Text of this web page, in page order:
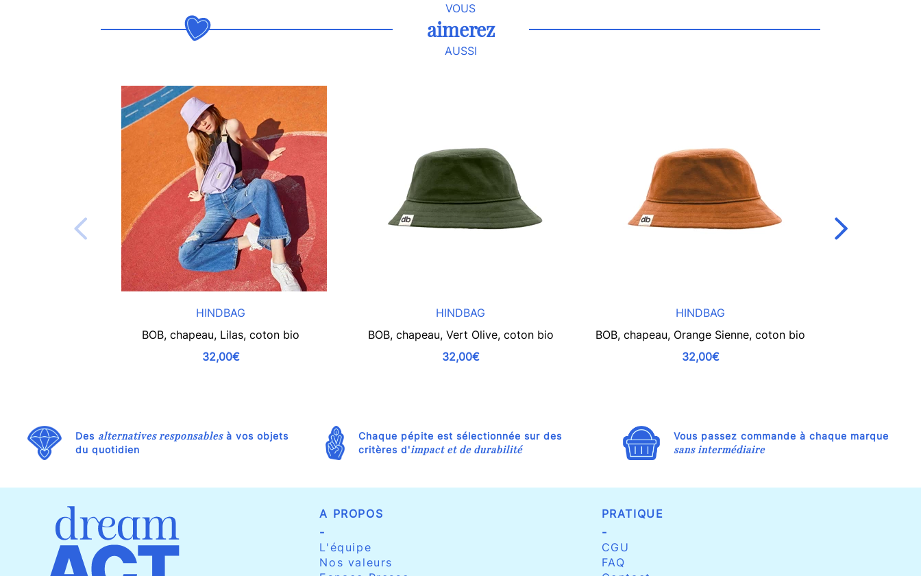
VOUS
aimerez
AUSSI
HINDBAG
BOB, chapeau, Lilas, coton bio
32,00€
HINDBAG
BOB, chapeau, Vert Olive, coton bio
32,00€
HINDBAG
BOB, chapeau, Orange Sienne, coton bio
32,00€
Des alternatives responsablesà vos objets
du quotidien
Chaque pépite est sélectionnée sur des
critères d'impact et de durabilité
Vous passez commande à chaque marque
sans intermédiaire
A PROPOS
-
L'équipe
Nos valeurs
PRATIQUE
-
CGU
FAQ